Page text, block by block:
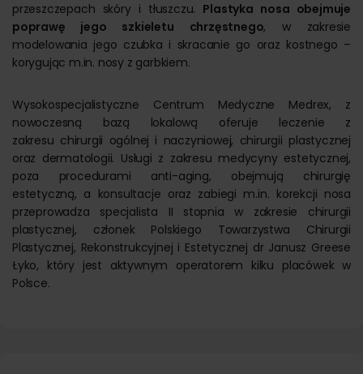
przeszczepach skóry i tłuszczu. Plastyka nosa obejmuje
poprawę jego szkieletu chrzęstnego, w zakresie
modelowania jego czubka i skracanie go oraz kostnego –
korygując m.in. nosy z garbkiem.
Wysokospecjalistyczne Centrum Medyczne Medrex, z
nowoczesną bazą lokalową oferuje leczenie z
zakresu chirurgii ogólnej i naczyniowej, chirurgii plastycznej
oraz dermatologii. Usługi z zakresu medycyny estetycznej,
poza procedurami anti-aging, obejmują chirurgię
estetyczną, a konsultacje oraz zabiegi m.in. korekcji nosa
przeprowadza specjalista II stopnia w zakresie chirurgii
plastycznej, członek Polskiego Towarzystwa Chirurgii
Plastycznej, Rekonstrukcyjnej i Estetycznej dr Janusz Greese
Łyko, który jest aktywnym operatorem kilku placówek w
Polsce.